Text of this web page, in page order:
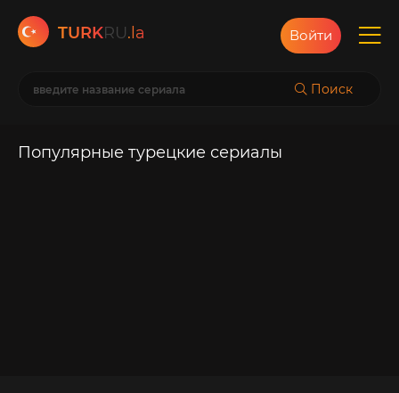
TURKRU.la
Поиск
Войти
Популярные турецкие сериалы